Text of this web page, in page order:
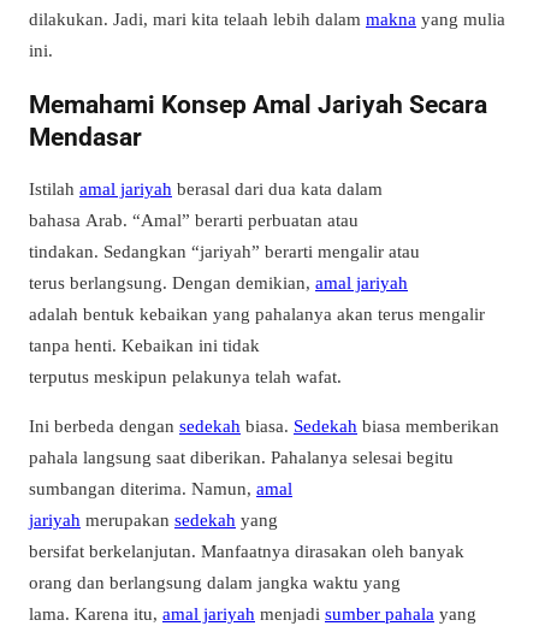
dilakukan. Jadi, mari kita telaah lebih dalam makna yang mulia
ini.
Memahami Konsep Amal Jariyah Secara
Mendasar
Istilah amal jariyah berasal dari dua kata dalam
bahasa Arab. “Amal” berarti perbuatan atau
tindakan. Sedangkan “jariyah” berarti mengalir atau
terus berlangsung. Dengan demikian, amal jariyah
adalah bentuk kebaikan yang pahalanya akan terus mengalir
tanpa henti. Kebaikan ini tidak
terputus meskipun pelakunya telah wafat.
Ini berbeda dengan sedekah biasa. Sedekah biasa memberikan
pahala langsung saat diberikan. Pahalanya selesai begitu
sumbangan diterima. Namun, amal
jariyah merupakan sedekah yang
bersifat berkelanjutan. Manfaatnya dirasakan oleh banyak
orang dan berlangsung dalam jangka waktu yang
lama. Karena itu, amal jariyah menjadi sumber pahala yang